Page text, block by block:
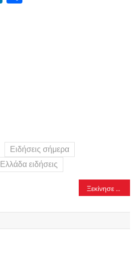
Ειδήσεις σήμερα
Ελλάδα ειδήσεις
Ξεκίνησε η ολονυκτία των φοιτητών για την Παλαιστίνη – Δείτε φωτογραφίες του News